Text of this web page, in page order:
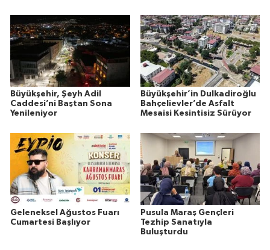
Büyükşehir, Şeyh Adil
Caddesi’ni Baştan Sona
Yenileniyor
Büyükşehir’in Dulkadiroğlu
Bahçelievler’de Asfalt
Mesaisi Kesintisiz Sürüyor
Geleneksel Ağustos Fuarı
Cumartesi Başlıyor
Pusula Maraş Gençleri
Tezhip Sanatıyla
Buluşturdu